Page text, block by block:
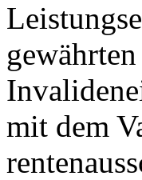
mit dem